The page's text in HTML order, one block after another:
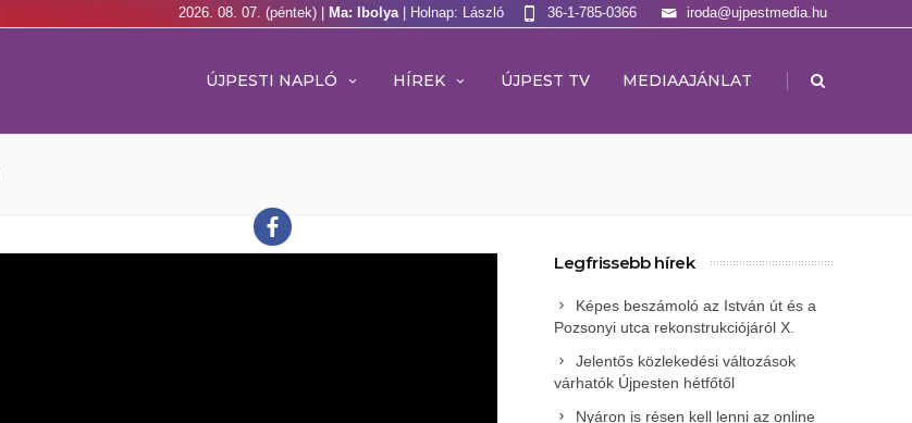
2026. 08. 07. (péntek) | Ma: Ibolya | Holnap: László iroda@ujpestmedia.hu
36-1-785-0366
ÚJPESTI NAPLÓ HÍREK ÚJPEST TV MEDIAAJÁNLAT |
Legfrissebb hírek
Képes beszámoló az István út és a
Pozsonyi utca rekonstrukciójáról X.
Jelentős közlekedési változások
várhatók Újpesten hétfőtől
Nyáron is résen kell lenni az online